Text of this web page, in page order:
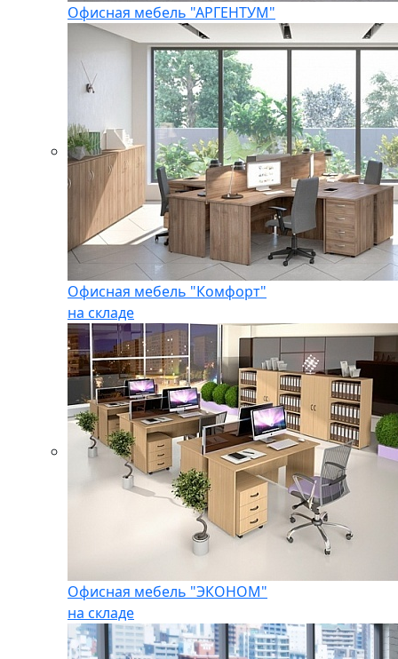
Офисная мебель "АРГЕНТУМ"
Офисная мебель "Комфорт"
на складе
Офисная мебель "ЭКОНОМ"
на складе